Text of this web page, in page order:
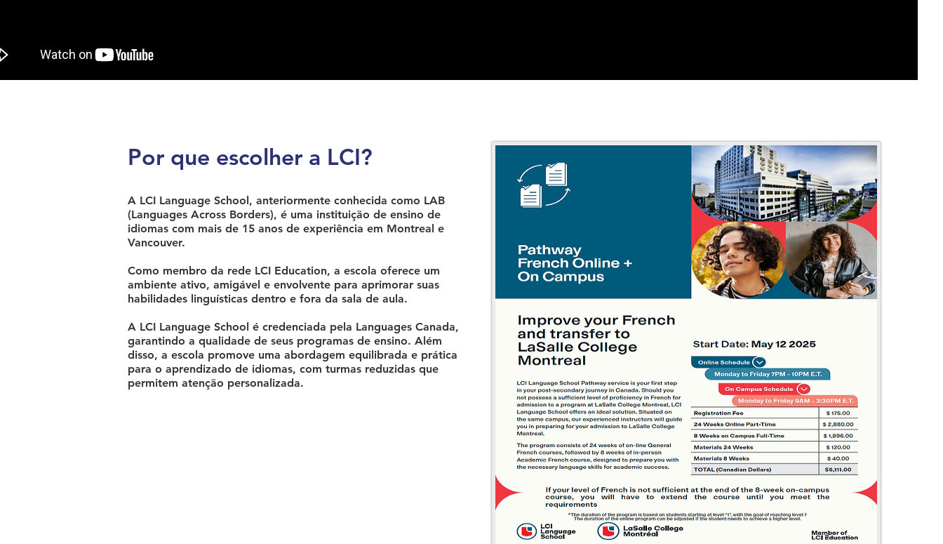
Por que escolher a LCI?
A LCI Language School, anteriormente conhecida como LAB
(Languages Across Borders), é uma instituição de ensino de
idiomas com mais de 15 anos de experiência em Montreal e
Vancouver.
Como membro da rede LCI Education, a escola oferece um
ambiente ativo, amigável e envolvente para aprimorar suas
habilidades linguísticas dentro e fora da sala de aula.
A LCI Language School é credenciada pela Languages Canada,
garantindo a qualidade de seus programas de ensino. Além
disso, a escola promove uma abordagem equilibrada e prática
para o aprendizado de idiomas, com turmas reduzidas que
permitem atenção personalizada.